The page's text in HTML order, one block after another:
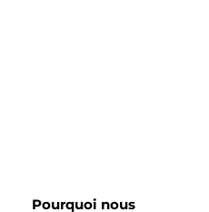
Pourquoi nous